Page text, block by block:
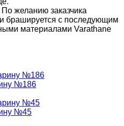
По желанию заказчика
брашируется с последующим
материалами Varathane
№186
№45